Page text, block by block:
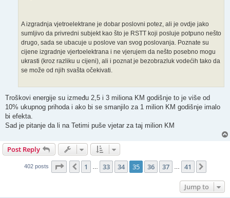
A izgradnja vjetroelektrane je dobar poslovni potez, ali je ovdje jako
sumljivo da privredni subjekt kao što je RSTT koji posluje potpuno nešto
drugo, sada se ubacuje u poslove van svog poslovanja. Poznate su
cijene izgradnje vjertoelektrana i ne vjerujem da nešto posebno mogu
ukrasti (kroz razliku u cijeni), ali i poznat je bezobrazluk vodećih tako da
se može od njih svašta očekivati.
Troškovi energije su između 2,5 i 3 miliona KM godišnje to je više od
10% ukupnog prihoda i ako bi se smanjilo za 1 milion KM godišnje imalo
bi efekta.
Sad je pitanje da li na Tetimi puše vjetar za taj milion KM
Post Reply
402 posts Page 35 of 41
Previous
1 33 34 35 36 37 41
Jump to